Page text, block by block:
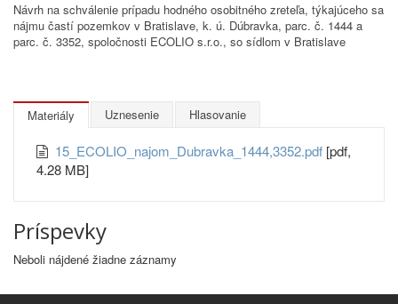
Návrh na schválenie prípadu hodného osobitného zreteľa, týkajúceho sa
nájmu častí pozemkov v Bratislave, k. ú. Dúbravka, parc. č. 1444 a
parc. č. 3352, spoločnosti ECOLIO s.r.o., so sídlom v Bratislave
Materiály Uznesenie Hlasovanie
15_ECOLIO_najom_Dubravka_1444,3352.pdf [pdf,
4.28 MB]
Príspevky
Neboli nájdené žiadne záznamy